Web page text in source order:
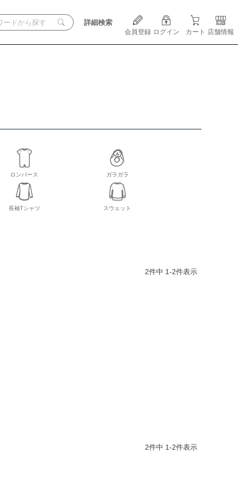
詳細検索
会員登録 ログイン カート 店舗情報
ロンパース ガラガラ
長袖Tシャツ スウェット
2件中 1-2件表示
2件中 1-2件表示